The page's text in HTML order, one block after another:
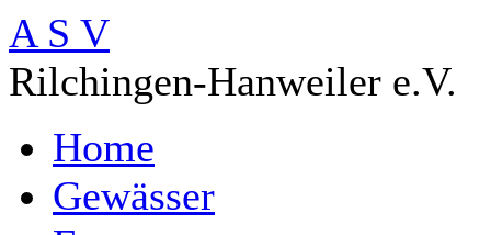
A S V
Rilchingen-Hanweiler e.V.
Home
Gewässer